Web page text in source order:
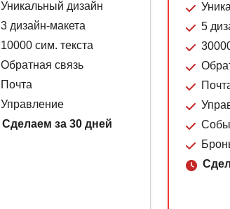
Уникальный дизайн
3 дизайн-макета
10000 сим. текста
Обратная связь
Почта
Управление
Сделаем за 30 дней
5